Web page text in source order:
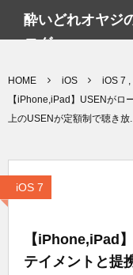
酔いどれオヤジ
ログwp
HOME iOS
iOS 7
【iPhone,iPad】USENがロ
上のUSENが定額制で聴き放
iOS 7
【iPhone,iPad
テイメントと提